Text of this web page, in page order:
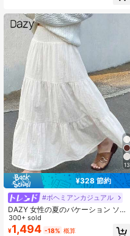
13
¥328 節約
#ボヘミアンカジュアル
DAZY 女性の夏のバケーション ソリ
ッドカラー テクスチャー ラッフルヘ
ム Aラインスカート ボヘミアン
300+ sold
¥1,494 -18% 概算